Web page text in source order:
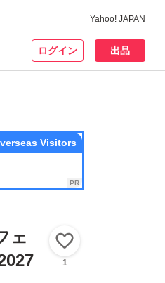
Yahoo! JAPAN
ログイン 出品
Visitors
ェ
1